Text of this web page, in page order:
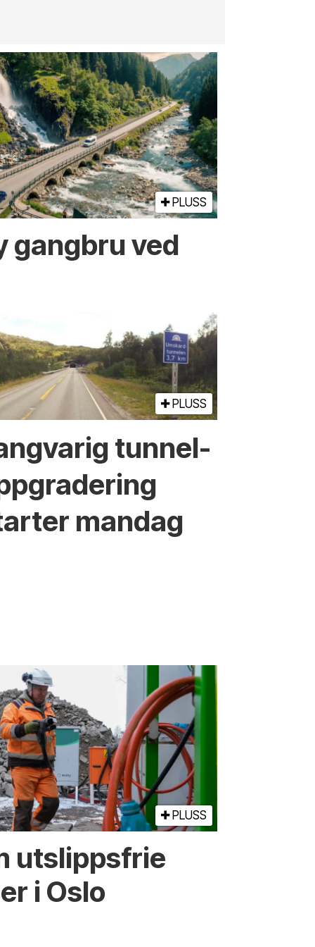
PLUSS
gangbru ved
PLUSS
tunnel­
mandag
PLUSS
utslippsfrie
i Oslo